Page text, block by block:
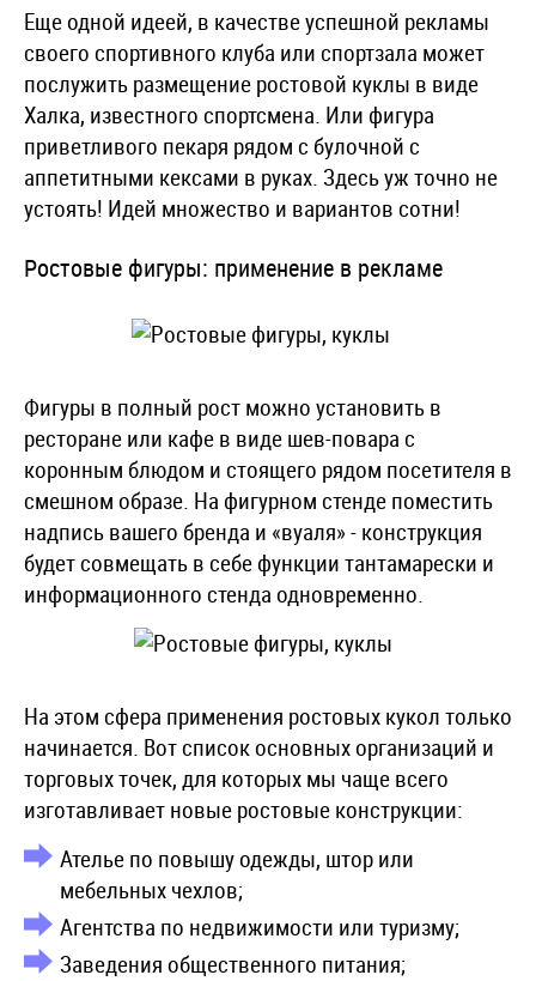
Еще одной идеей, в качестве успешной рекламы
своего спортивного клуба или спортзала может
послужить размещение ростовой куклы в виде
Халка, известного спортсмена. Или фигура
приветливого пекаря рядом с булочной с
аппетитными кексами в руках. Здесь уж точно не
устоять! Идей множество и вариантов сотни!
Ростовые фигуры: применение в рекламе
Фигуры в полный рост можно установить в
ресторане или кафе в виде шев-повара с
коронным блюдом и стоящего рядом посетителя в
смешном образе. На фигурном стенде поместить
надпись вашего бренда и «вуаля» - конструкция
будет совмещать в себе функции тантамарески и
информационного стенда одновременно.
На этом сфера применения ростовых кукол только
начинается. Вот список основных организаций и
торговых точек, для которых мы чаще всего
изготавливает новые ростовые конструкции:
Ателье по повышу одежды, штор или
мебельных чехлов;
Агентства по недвижимости или туризму;
Заведения общественного питания;